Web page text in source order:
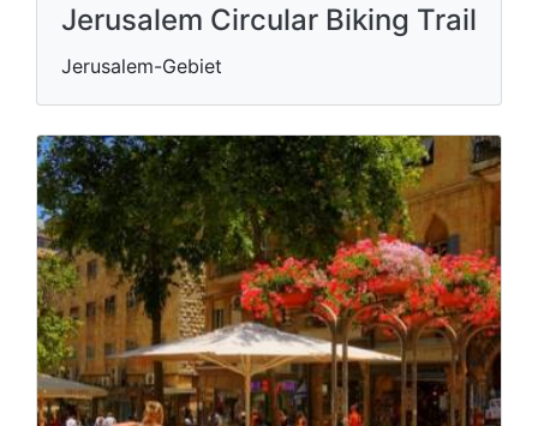
Jerusalem Circular Biking Trail
Jerusalem-Gebiet